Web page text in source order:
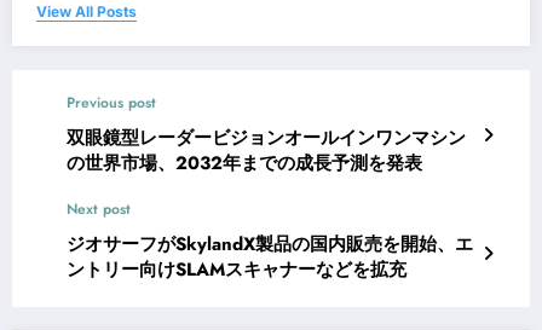
View All Posts
Previous post
双眼鏡型レーダービジョンオールインワンマシン
の世界市場、2032年までの成長予測を発表
Next post
ジオサーフがSkylandX製品の国内販売を開始、エ
ントリー向けSLAMスキャナーなどを拡充